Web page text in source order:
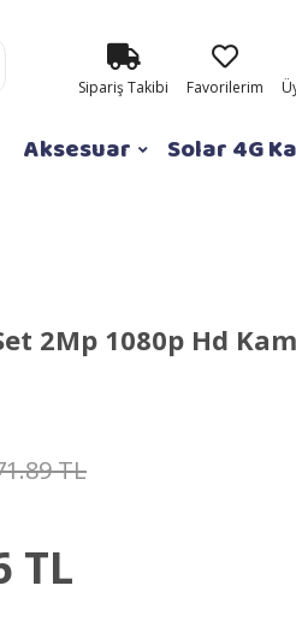
Sipariş Takibi Favorilerim
Aksesuar
Solar 4G
2Mp 1080p Hd
TL
TL